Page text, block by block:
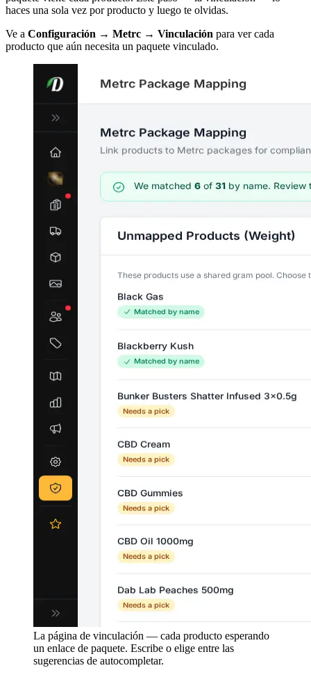
haces una sola vez por producto y luego te olvidas.
Ve a Configuración → Metrc → Vinculación para ver cada
producto que aún necesita un paquete vinculado.
La página de vinculación — cada producto esperando
un enlace de paquete. Escribe o elige entre las
sugerencias de autocompletar.